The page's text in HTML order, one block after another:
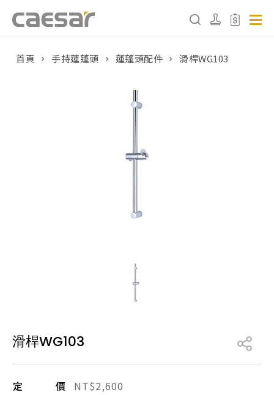
販賣中商品
搜尋產品
首頁 ⼿持蓮蓬頭 蓮蓬頭配件 滑桿WG103
滑桿WG103
定價
NT$2,600